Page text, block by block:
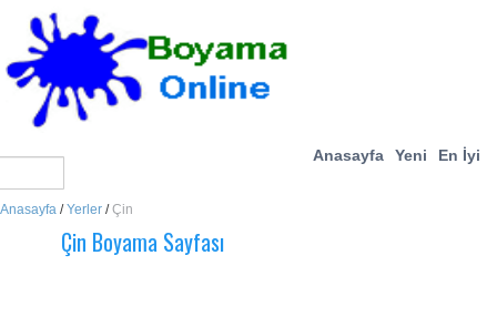
Anasayfa Yeni En İyi
Anasayfa /Yerler /Çin
Çin Boyama Sayfası